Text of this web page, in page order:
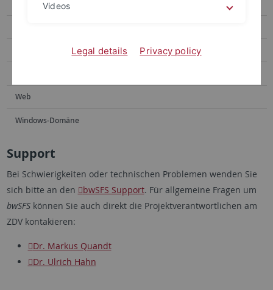
Zugang und Kosten
Web
Windows-Domäne
Support
Bei Schwierigkeiten oder technischen Problemen wenden Sie
sich bitte an den
bwSFS Support. Für allgemeine Fragen um
bwSFSkönnen Sie auch direkt die Projektverantwortlichen am
ZDV kontakieren:
Dr. Markus Quandt
Dr. Ulrich Hahn
Videos
Legal details Privacy policy